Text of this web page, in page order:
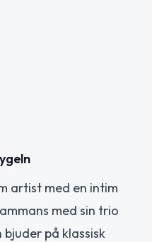
artist med en intim
med sin trio
bjuder på klassisk